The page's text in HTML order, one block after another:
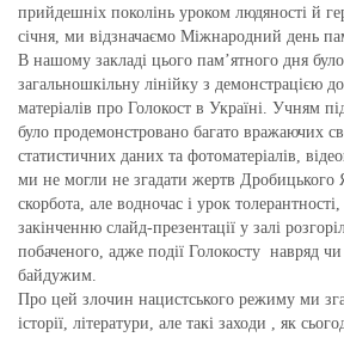
прийдешніх поколінь уроком людяності й
січня, ми відзначаємо Міжнародний день
В нашому закладі цього пам’ятного дня
загальношкільну лінійку з демонстрацією
матеріалів про Голокост в Україні. Учням
було продемонстровано багато вражаючих
статистичних даних та фотоматеріалів,
ми не могли не згадати жертв Дробицького
скорбота, але водночас і урок
закінченню слайд-презентації у залі
побаченого, адже події Голокосту навряд
байдужим.
Про цей злочин нацистського режиму ми
історії, літератури, але такі заходи , як